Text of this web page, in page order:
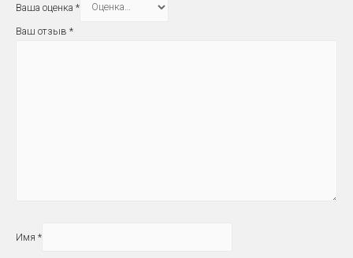
Ваша оценка *
Ваш отзыв *
Имя *